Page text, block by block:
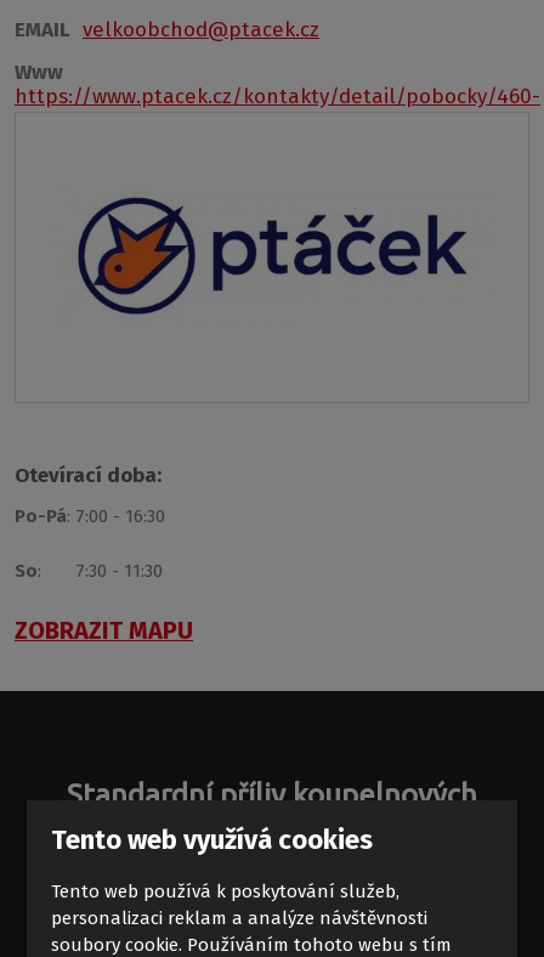
EMAIL velkoobchod@ptacek.cz
Www
https://www.ptacek.cz/kontakty/detail/pobocky/460-
Otevírací doba:
Po-Pá: 7:00 - 16:30
So: 7:30 - 11:30
ZOBRAZIT MAPU
Standardní příliv koupelnových
zajímavostí
Novinky a akce na e-mail
Tento web využívá cookies
Tento web používá k poskytování služeb,
personalizaci reklam a analýze návštěvnosti
soubory cookie. Používáním tohoto webu s tím